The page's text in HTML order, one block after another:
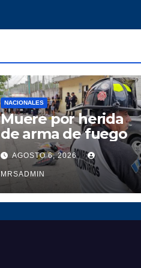
NACIONALES
Muere por herida
de arma de fuego
AGOSTO 6, 2026
MRSADMIN